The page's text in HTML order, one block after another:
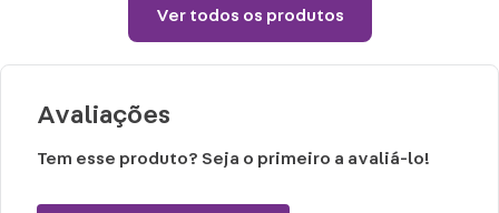
Ver todos os produtos
Avaliações
Tem esse produto? Seja o primeiro a avaliá-lo!